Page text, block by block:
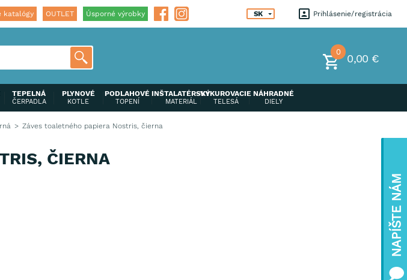
Prihlásenie registrácia
katalógy OUTLET Úsporné výrobky SK
0
0,00 €
TEPELNÁ
ČERPADLA
PLYNOVÉ
KOTLE
PODLAHOVÉ
TOPENÍ
INŠTALATÉRSKÝ
MATERIÁL
VYKUROVACIE
TELESÁ
NÁHRADNÉ
DIELY
Záves toaletného papiera Nostris, čierna
ČIERNA
NAPÍŠTE NÁM